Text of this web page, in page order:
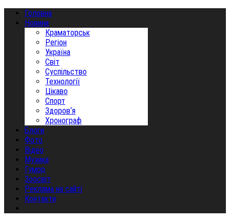
Головна
Новини
Краматорськ
Регіон
Україна
Світ
Суспільство
Технології
Цікаво
Спорт
Здоров‘я
Хронограф
Блоги
Фото
Відео
Музика
Гумор
Зоосвіт
Реклама на сайті
Контакти